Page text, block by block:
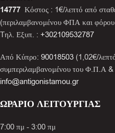
14777 Κόστος : 1€/λεπτό από
(περιλαμβανομένου ΦΠΑ και
Tηλ. Εξυπ. : +302109532787
Από Κύπρο: 90018503 (1,02€/
συμπεριλαμβανομένου του Φ.Π.Α
info@antigonistamou.gr
ΩΡΑΡΙΟ ΛΕΙΤΟΥΡΓΙΑΣ
7:00 πμ - 3:00 πμ